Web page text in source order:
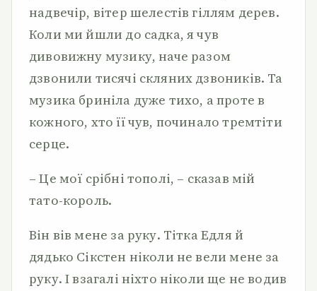
надвечір, вітер шелестів гіллям дерев.
Коли ми йшли до садка, я чув
дивовижну музику, наче разом
дзвонили тисячі скляних дзвоників. Та
музика бриніла дуже тихо, а проте в
кожного, хто її чув, починало тремтіти
серце.
– Це мої срібні тополі, – сказав мій
тато-король.
Він вів мене за руку. Тітка Едля й
дядько Сікстен ніколи не вели мене за
руку. І взагалі ніхто ніколи ще не водив